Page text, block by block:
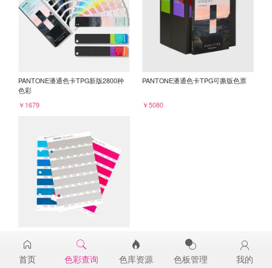
PANTONE潘通色卡TPG新版2800种
色彩
￥1679
PANTONE潘通色卡TPG可撕版色票
￥5080
15-4504TPG
￥98
首页 色彩查询 色库资源 色板管理 我的